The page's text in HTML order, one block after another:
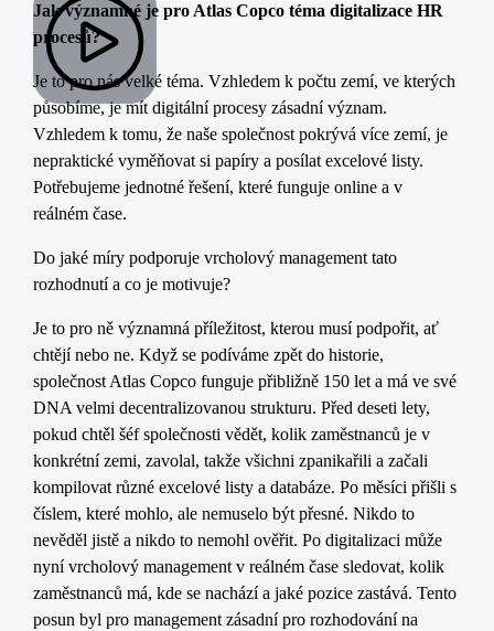
Jak významné je pro Atlas Copco téma digitalizace HR
procesů?
Je to pro nás velké téma. Vzhledem k počtu zemí, ve kterých
působíme, je mít digitální procesy zásadní význam.
Vzhledem k tomu, že naše společnost pokrývá více zemí, je
nepraktické vyměňovat si papíry a posílat excelové listy.
Potřebujeme jednotné řešení, které funguje online a v
reálném čase.
Do jaké míry podporuje vrcholový management tato
rozhodnutí a co je motivuje?
Je to pro ně významná příležitost, kterou musí podpořit, ať
chtějí nebo ne. Když se podíváme zpět do historie,
společnost Atlas Copco funguje přibližně 150 let a má ve své
DNA velmi decentralizovanou strukturu. Před deseti lety,
pokud chtěl šéf společnosti vědět, kolik zaměstnanců je v
konkrétní zemi, zavolal, takže všichni zpanikařili a začali
kompilovat různé excelové listy a databáze. Po měsíci přišli s
číslem, které mohlo, ale nemuselo být přesné. Nikdo to
nevěděl jistě a nikdo to nemohl ověřit. Po digitalizaci může
nyní vrcholový management v reálném čase sledovat, kolik
zaměstnanců má, kde se nachází a jaké pozice zastává. Tento
posun byl pro management zásadní pro rozhodování na